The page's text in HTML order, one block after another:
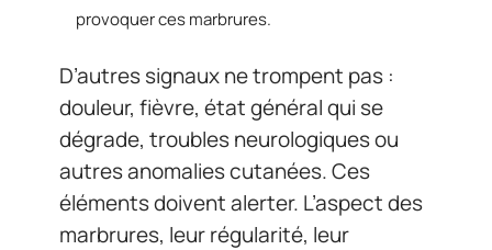
provoquer ces marbrures.
D’autres signaux ne trompent pas :
douleur, fièvre, état général qui se
dégrade, troubles neurologiques ou
autres anomalies cutanées. Ces
éléments doivent alerter. L’aspect des
marbrures, leur régularité, leur